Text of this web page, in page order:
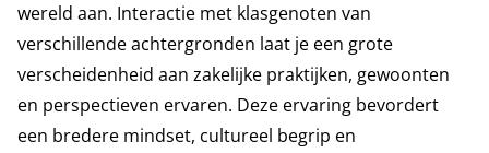
wereld aan. Interactie met klasgenoten van
verschillende achtergronden laat je een grote
verscheidenheid aan zakelijke praktijken, gewoonten
en perspectieven ervaren. Deze ervaring bevordert
een bredere mindset, cultureel begrip en